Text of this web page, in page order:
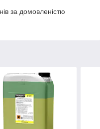
за домовленістю